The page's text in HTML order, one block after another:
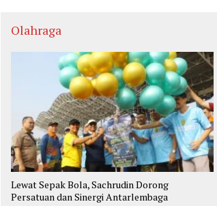
Olahraga
Lewat Sepak Bola, Sachrudin Dorong
Persatuan dan Sinergi Antarlembaga